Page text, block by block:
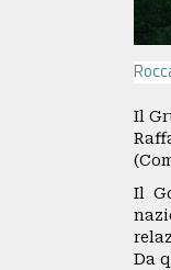
GRUPPI
Il
Il
Da